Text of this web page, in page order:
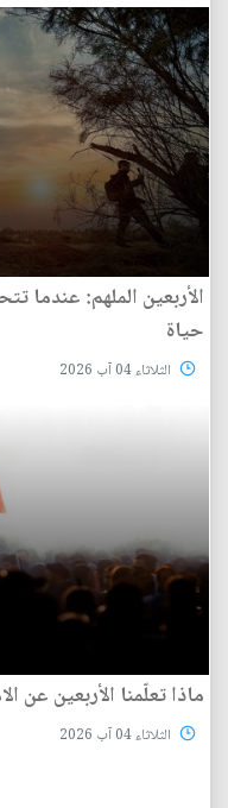
الأربعين الملهم: عندما
حياة
الثلاثاء 04 آب 2026
ماذا تعلّمنا الأربعين عن
الثلاثاء 04 آب 2026